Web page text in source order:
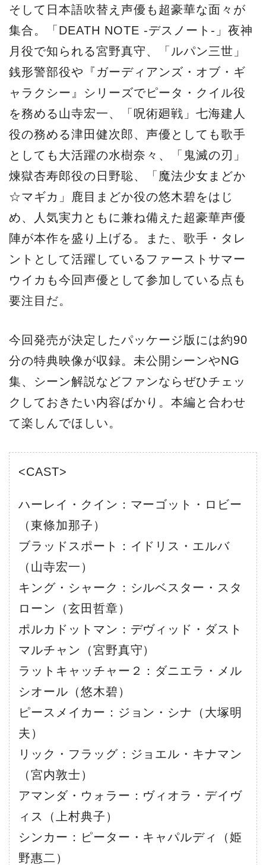
そして日本語吹替え声優も超豪華な面々が
集合。「DEATH NOTE -デスノート-」夜神
月役で知られる宮野真守、「ルパン三世」
銭形警部役や『ガーディアンズ・オブ・ギ
ャラクシー』シリーズでピータ・クイル役
を務める山寺宏一、「呪術廻戦」七海建人
役の務める津田健次郎、声優としても歌手
としても大活躍の水樹奈々、「鬼滅の刃」
煉獄杏寿郎役の日野聡、「魔法少女まどか
☆マギカ」鹿目まどか役の悠木碧をはじ
め、人気実力ともに兼ね備えた超豪華声優
陣が本作を盛り上げる。また、歌手・タレ
ントとして活躍しているファーストサマー
ウイカも今回声優として参加している点も
要注目だ。
今回発売が決定したパッケージ版には約90
分の特典映像が収録。未公開シーンやNG
集、シーン解説などファンならぜひチェッ
クしておきたい内容ばかり。本編と合わせ
て楽しんでほしい。
<CAST>
ハーレイ・クイン：マーゴット・ロビー
（東條加那子）
ブラッドスポート：イドリス・エルバ
（山寺宏一）
キング・シャーク：シルベスター・スタ
ローン（玄田哲章）
ポルカドットマン：デヴィッド・ダスト
マルチャン（宮野真守）
ラットキャッチャー２：ダニエラ・メル
シオール（悠木碧）
ピースメイカー：ジョン・シナ（大塚明
夫）
リック・フラッグ：ジョエル・キナマン
（宮内敦士）
アマンダ・ウォラー：ヴィオラ・デイヴ
ィス（上村典子）
シンカー：ピーター・キャパルディ（姫
野惠二）